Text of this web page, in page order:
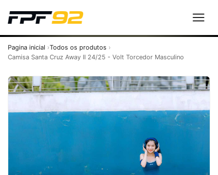
Pagina inicial
Todos os produtos
Camisa Santa Cruz Away II 24/25 - Volt Torcedor Masculino